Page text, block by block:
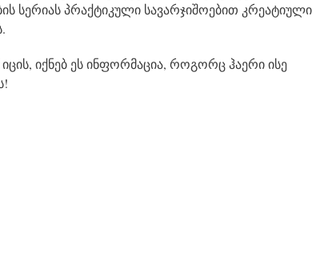
სერიას პრაქტიკული სავარჯიშოებით კრეატიული
იქნებ ეს ინფორმაცია, როგორც ჰაერი ისე